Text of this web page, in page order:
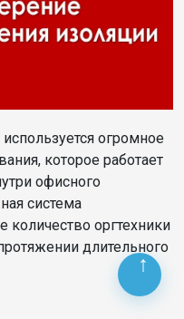
огромное
которое работает
офисного
система
количество оргтехники
длительного